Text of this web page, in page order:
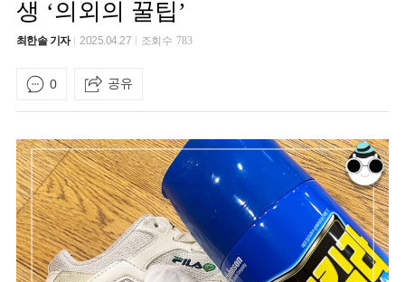
생 ‘의외의 꿀팁’
최한솔 기자 2025.04.27 조회수 783
0 공유